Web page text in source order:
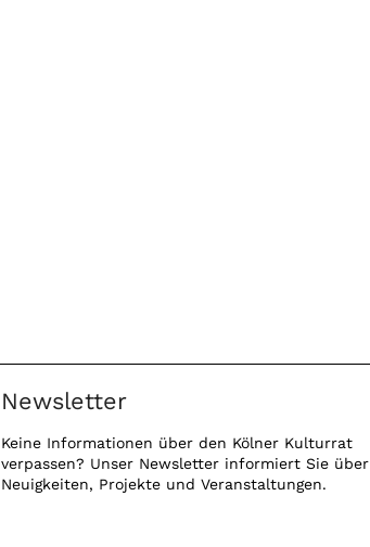
Newsletter
Keine Informationen über den Kölner Kulturrat
verpassen? Unser Newsletter informiert Sie über
Neuigkeiten, Projekte und Veranstaltungen.